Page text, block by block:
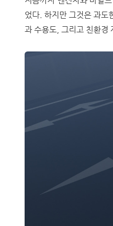
었다. 하지만 그것은 과도
과 수용도, 그리고 친환경